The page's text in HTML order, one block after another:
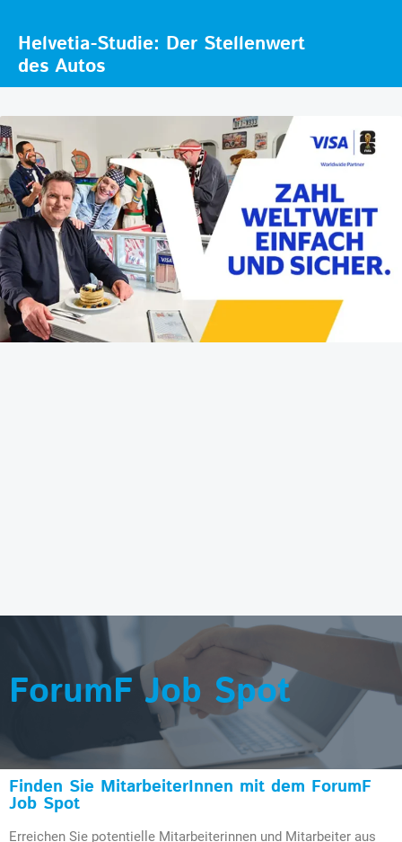
Helvetia-Studie: Der Stellenwert
des Autos
ForumF Job Spot
Finden Sie MitarbeiterInnen mit dem ForumF
Job Spot
Erreichen Sie potentielle Mitarbeiterinnen und Mitarbeiter aus